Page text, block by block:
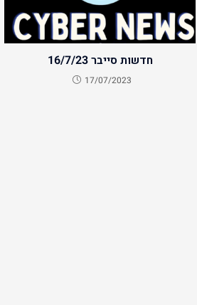
חדשות סייבר 16/7/23
17/07/2023